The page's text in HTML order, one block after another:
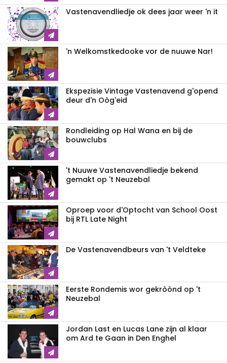
Vastenavendliedje ok dees jaar weer 'n it
'n Welkomstkedooke vor de nuuwe Nar!
Ekspezisie Vintage Vastenavend g'opend
deur d'n Oòg'eid
Rondleiding op Hal Wana en bij de
bouwclubs
't Nuuwe Vastenavendliedje bekend
gemakt op 't Neuzebal
Oproep voor d'Optocht van School Oost
bij RTL Late Night
De Vastenavendbeurs van 't Veldteke
Eerste Rondemis wor gekròònd op 't
Neuzebal
Jordan Last en Lucas Lane zijn al klaar
om Ard te Gaan in Den Enghel